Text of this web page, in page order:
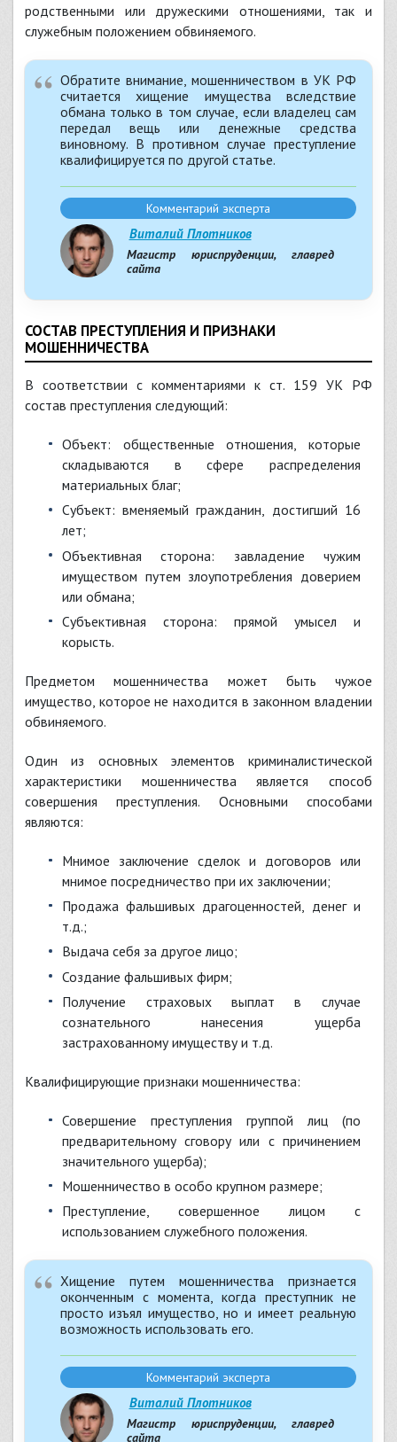
родственными или дружескими отношениями, так и
служебным положением обвиняемого.
Обратите внимание, мошенничеством в УК РФ
считается хищение имущества вследствие
обмана только в том случае, если владелец сам
передал вещь или денежные средства
виновному. В противном случае преступление
квалифицируется по другой статье.
Виталий Плотников
Магистр юриспруденции, главред
сайта
Комментарий эксперта
СОСТАВ ПРЕСТУПЛЕНИЯ И ПРИЗНАКИ
МОШЕННИЧЕСТВА
В соответствии с комментариями к ст. 159 УК РФ
состав преступления следующий:
объект: общественные отношения, которые
складываются в сфере распределения
материальных благ;
субъект: вменяемый гражданин, достигший 16
лет;
объективная сторона: завладение чужим
имуществом путем злоупотребления доверием
или обмана;
субъективная сторона: прямой умысел и
корысть.
Предметом мошенничества может быть чужое
имущество, которое не находится в законном владении
обвиняемого.
Один из основных элементов криминалистической
характеристики мошенничества является способ
совершения преступления. Основными способами
являются:
мнимое заключение сделок и договоров или
мнимое посредничество при их заключении;
продажа фальшивых драгоценностей, денег и
т.д.;
выдача себя за другое лицо;
создание фальшивых фирм;
получение страховых выплат в случае
сознательного нанесения ущерба
застрахованному имуществу и т.д.
Квалифицирующие признаки мошенничества:
совершение преступления группой лиц (по
предварительному сговору или с причинением
значительного ущерба);
мошенничество в особо крупном размере;
преступление, совершенное лицом с
использованием служебного положения.
Хищение путем мошенничества признается
оконченным с момента, когда преступник не
просто изъял имущество, но и имеет реальную
возможность использовать его.
Виталий Плотников
Магистр юриспруденции, главред
сайта
Комментарий эксперта